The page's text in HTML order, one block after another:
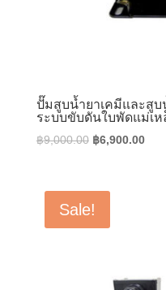
ปั๊มสูบน้ำยาเคมีและสูบ
ระบบขับดันใบพัดแม่เห
฿9,000.00 Original
฿9,000.00.
฿6,900.00
Sale!